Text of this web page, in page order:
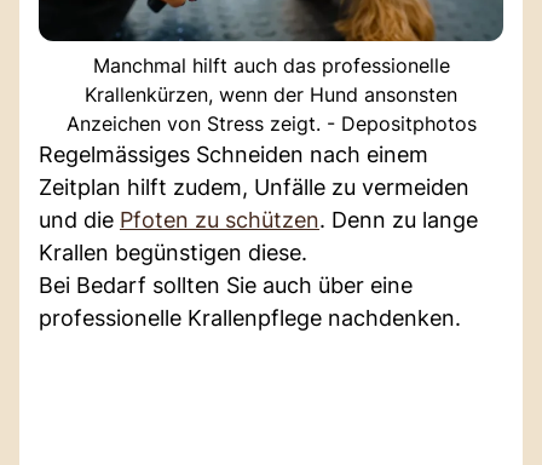
Manchmal hilft auch das professionelle
Krallenkürzen, wenn der Hund ansonsten
Anzeichen von Stress zeigt. - Depositphotos
Regelmässiges Schneiden nach einem
Zeitplan hilft zudem, Unfälle zu vermeiden
und die Pfoten zu schützen. Denn zu lange
Krallen begünstigen diese.
Bei Bedarf sollten Sie auch über eine
professionelle Krallenpflege nachdenken.